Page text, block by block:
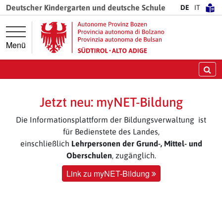
Springe direkt zur Hauptnavigation
Springe direkt zum Inhalt
Deutscher Kindergarten und deutsche Schule DE IT
Menü
Jetzt neu: myNET-Bildung
Die Informationsplattform der Bildungsverwaltung ist
für Bedienstete des Landes,
einschließlich Lehrpersonen der Grund-, Mittel- und
Oberschulen, zugänglich.
Link zu myNET-Bildung